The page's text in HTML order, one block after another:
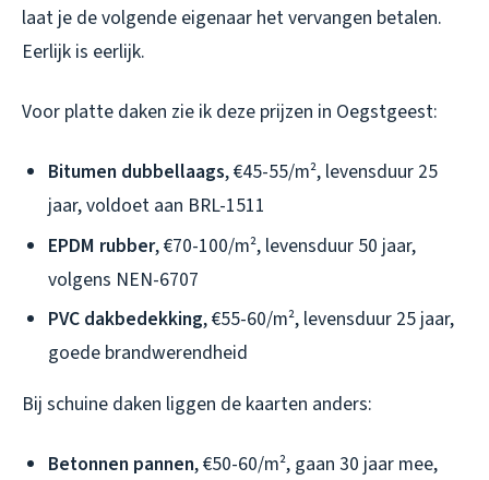
laat je de volgende eigenaar het vervangen betalen.
Eerlijk is eerlijk.
Voor platte daken zie ik deze prijzen in Oegstgeest:
Bitumen dubbellaags, €45-55/m², levensduur 25
jaar, voldoet aan BRL-1511
EPDM rubber, €70-100/m², levensduur 50 jaar,
volgens NEN-6707
PVC dakbedekking, €55-60/m², levensduur 25 jaar,
goede brandwerendheid
Bij schuine daken liggen de kaarten anders:
Betonnen pannen, €50-60/m², gaan 30 jaar mee,